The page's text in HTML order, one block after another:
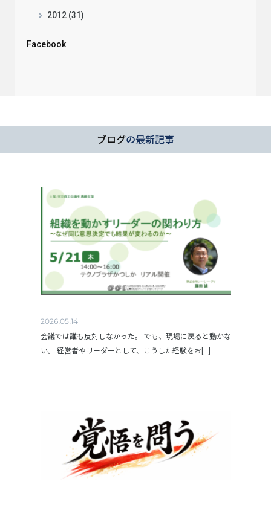
2012 (31)
Facebook
ブログの最新記事
2026.05.14
会議では誰も反対しなかった。 でも、現場に戻ると動かな
い。 経営者やリーダーとして、こうした経験をお[...]